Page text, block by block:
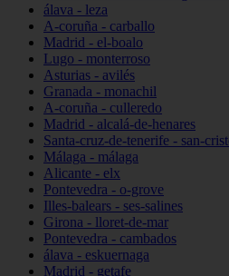
álava - leza
A-coruña - carballo
Madrid - el-boalo
Lugo - monterroso
Asturias - avilés
Granada - monachil
A-coruña - culleredo
Madrid - alcalá-de-henares
Santa-cruz-de-tenerife - san-
Málaga - málaga
Alicante - elx
Pontevedra - o-grove
Illes-balears - ses-salines
Girona - lloret-de-mar
Pontevedra - cambados
álava - eskuernaga
Madrid - getafe